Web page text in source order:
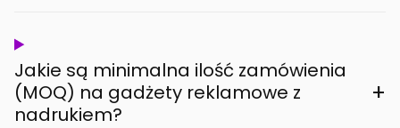
Jakie są minimalna ilość zamówienia
(MOQ) na gadżety reklamowe z
nadrukiem?
+